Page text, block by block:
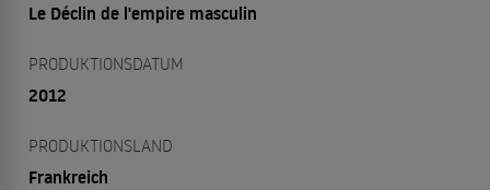
Le Déclin de l'empire masculin
PRODUKTIONSDATUM
2012
PRODUKTIONSLAND
Frankreich